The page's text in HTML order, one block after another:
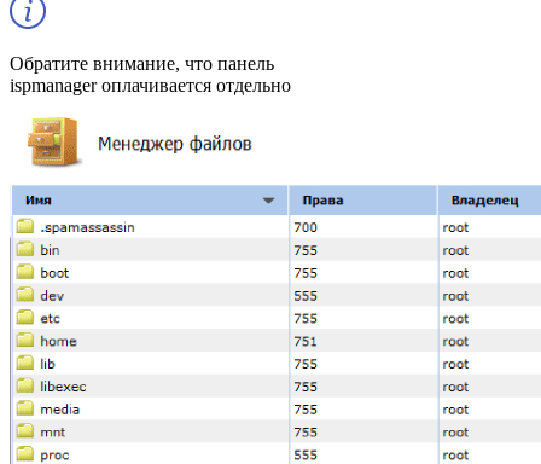
Обратите внимание, что панель
ispmanager оплачивается отдельно